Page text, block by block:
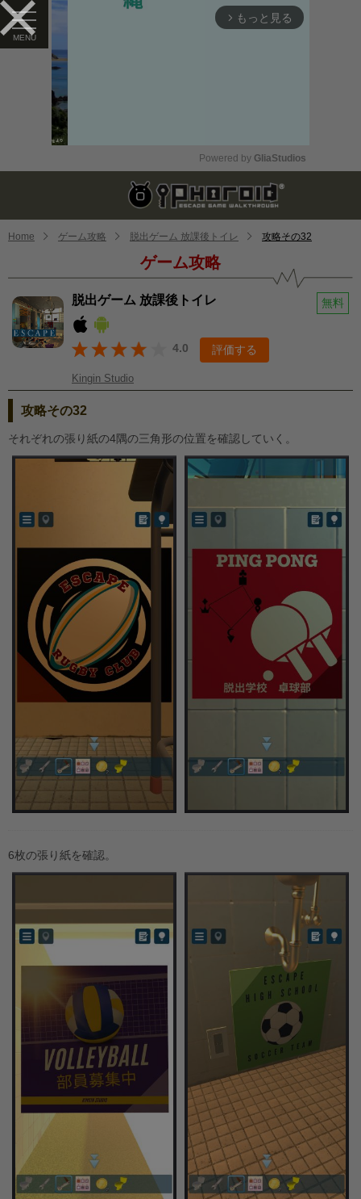
arrow_forward_ios もっと見る
Mute
Powered by GliaStudios
Home ゲーム攻略 脱出ゲーム 放課後トイレ 攻略その32
ゲーム攻略
脱出ゲーム 放課後トイレ 無料
4.0 評価する
Kingin Studio
攻略その32
それぞれの張り紙の4隅の三角形の位置を確認していく。
6枚の張り紙を確認。